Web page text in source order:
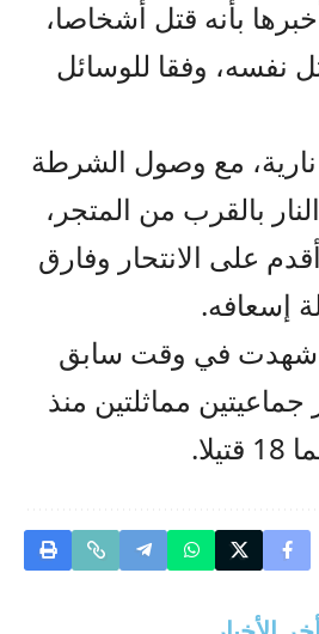
بأنه قتل أشخاصا،
نفسه، وفقا للوسائل
مع وصول الشرطة
بالقرب من المتجر،
على الانتحار وفارق
إسعافه.
شهدت في وقت سابق
مماثلتين منذ